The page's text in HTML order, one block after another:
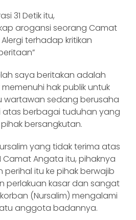
31 Detik itu,
arogansi seorang Camat
terhadap kritikan
saya beritakan adalah
hak publik untuk
wartawan sedang berusaha
atas berbagai tuduhan yang
bersangkutan.
yang tidak terima atas
Camat Angata itu, pihaknya
itu ke pihak berwajib
perlakuan kasar dan sangat
(Nursalim) mengalami
anggota badannya.